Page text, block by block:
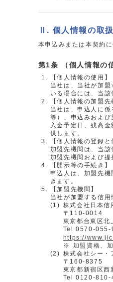
Ⅱ. 個人情報の取
本申込みまたは本契約
（個人情報の
【個人情報の使用】
当社は、当社が加
いる場合には、当
【個人情報の加盟先
当社は、申込人に
等）、申込みおよ
入金予定日、残高
供します。
【個人情報の登録
加盟先機関は、当該
加盟先機関および提
【開示等の手続き】
申込人は、加盟先
きます。
【加盟先機関】
当社が加盟する信用
(1) 株式会社日本信
〒110-0014
東京都台東区
Tel 0570-055-
https://
※
加盟資格、
(2) 株式会社シー・
〒160-8375
東京都新宿区
Tel 0120-810-